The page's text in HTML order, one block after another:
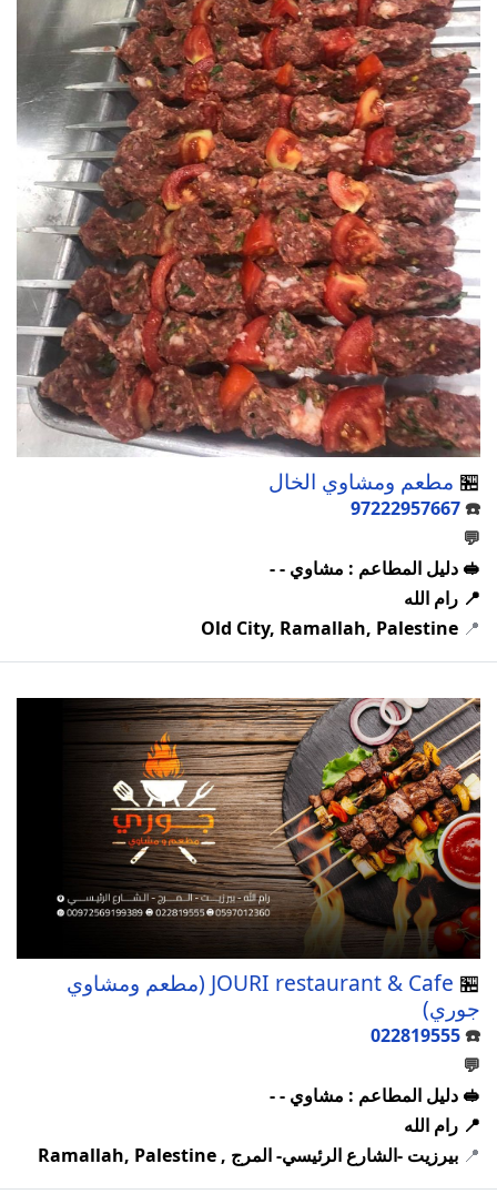
🏪 مطعم ومشاوي الخال
☎️
97222957667
💬
🥪 دليل المطاعم : مشاوي - -
📍 رام الله
📍
Old City, Ramallah, Palestine
🏪
JOURI restaurant & Cafe (مطعم ومشاوي
جوري)
☎️
022819555
💬
🥪 دليل المطاعم : مشاوي - -
📍 رام الله
📍 بيرزيت -الشارع الرئيسي- المرج , Ramallah, Palestine